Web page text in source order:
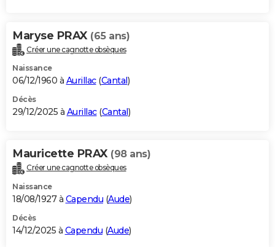
Maryse PRAX (65 ans)
Créer une cagnotte obsèques
Naissance
06/12/1960 à Aurillac(Cantal )
Décès
29/12/2025 à Aurillac(Cantal )
Mauricette PRAX (98 ans)
Créer une cagnotte obsèques
Naissance
18/08/1927 à Capendu (Aude)
Décès
14/12/2025 à Capendu (Aude)